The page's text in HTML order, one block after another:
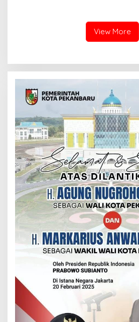
Keselamatan Masyarakat
dan
UMKM
View More